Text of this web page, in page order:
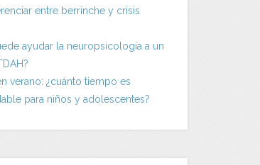
entre berrinche y crisis
ayudar la neuropsicología a un
verano: ¿cuánto tiempo es
para niños y adolescentes?